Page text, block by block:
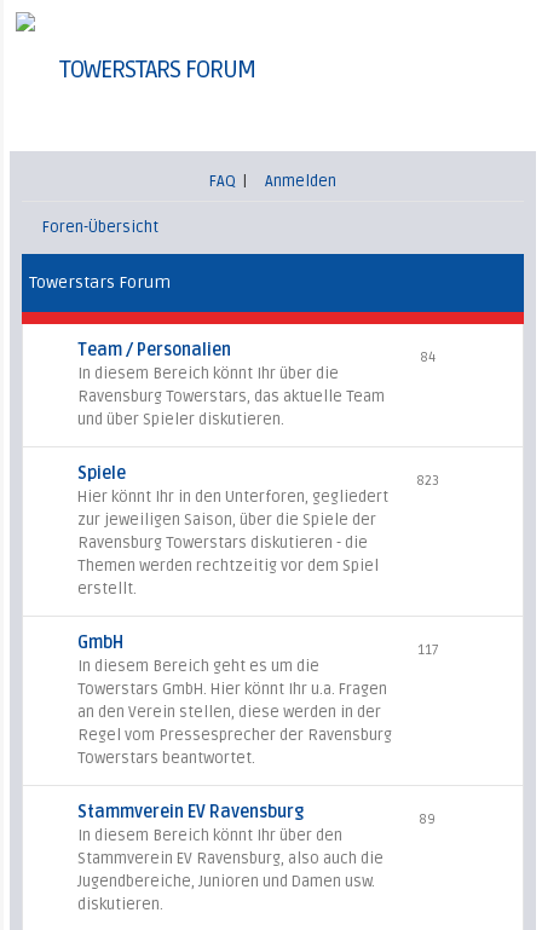
TOWERSTARS FORUM
FAQ Anmelden
Foren-Übersicht
Towerstars Forum
Team / Personalien
In diesem Bereich könnt Ihr über die
Ravensburg Towerstars, das aktuelle Team
und über Spieler diskutieren.
84
Spiele
Hier könnt Ihr in den Unterforen, gegliedert
zur jeweiligen Saison, über die Spiele der
Ravensburg Towerstars diskutieren - die
Themen werden rechtzeitig vor dem Spiel
erstellt.
823
GmbH
In diesem Bereich geht es um die
Towerstars GmbH. Hier könnt Ihr u.a. Fragen
an den Verein stellen, diese werden in der
Regel vom Pressesprecher der Ravensburg
Towerstars beantwortet.
117
Stammverein EV Ravensburg
In diesem Bereich könnt Ihr über den
Stammverein EV Ravensburg, also auch die
Jugendbereiche, Junioren und Damen usw.
diskutieren.
89